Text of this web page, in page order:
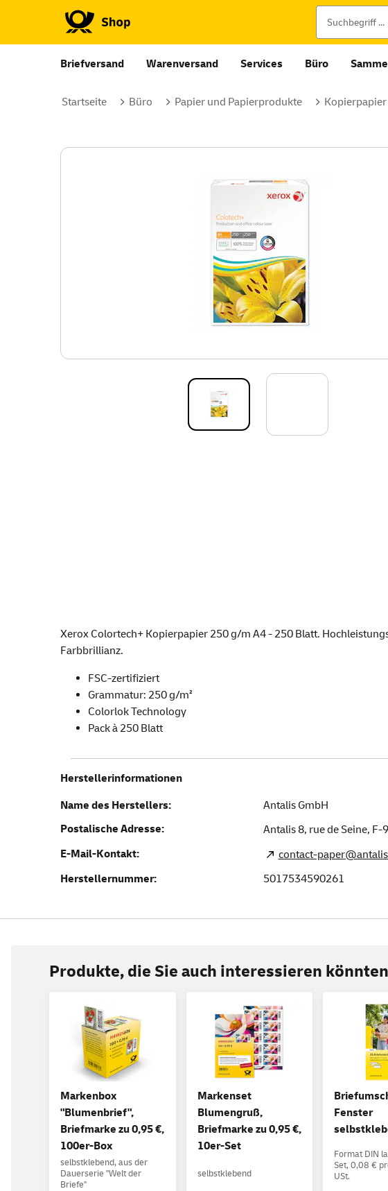
Briefversand Warenversand Services Büro
Startseite Büro Papier und Papierprodukte
Xerox Colortech+ Kopierpapier 250 g/m A4 - 250 Blatt.
Farbbrillianz.
FSC-zertifiziert
Grammatur: 250 g/m²
Colorlok Technology
Pack à 250 Blatt
Herstellerinformationen
Name des Herstellers:
Antalis GmbH
Postalische Adresse:
Antalis 8, rue de Seine, F-
E-Mail-Kontakt:
contact-
Herstellernummer:
5017534590261
Produkte, die Sie auch interessieren könnten
Markenbox
"Blumenbrief",
Briefmarke zu 0,95 €,
100er-Box
selbstklebend, aus der
Dauerserie "Welt der
Briefe"
Markenset
Blumengruß,
Briefmarke zu 0,95 €,
10er-Set
selbstklebend
Fenster
Format DIN
Set, 0,08 €
USt.